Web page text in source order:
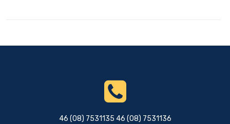
46 (08) 7531135 46 (08) 7531136